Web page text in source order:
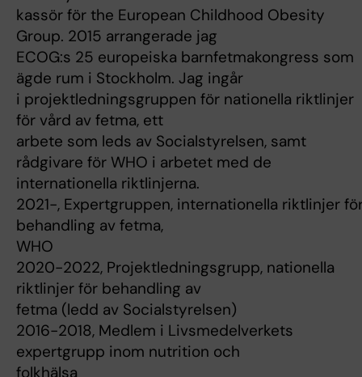
kassör för the European Childhood Obesity
Group. 2015 arrangerade jag
ECOG:s 25 europeiska barnfetmakongress som
ägde rum i Stockholm. Jag ingår
i projektledningsgruppen för nationella riktlinjer
för vård av fetma, ett
arbete som leds av Socialstyrelsen, samt
rådgivare för WHO i arbetet med de
internationella riktlinjerna.
2021-, Expertgruppen, internationella riktlinjer
behandling av fetma,
WHO
2020-2022, Projektledningsgrupp, nationella
riktlinjer för behandling av
fetma (ledd av Socialstyrelsen)
2016-2018, Medlem i Livsmedelverkets
expertgrupp inom nutrition och
folkhälsa